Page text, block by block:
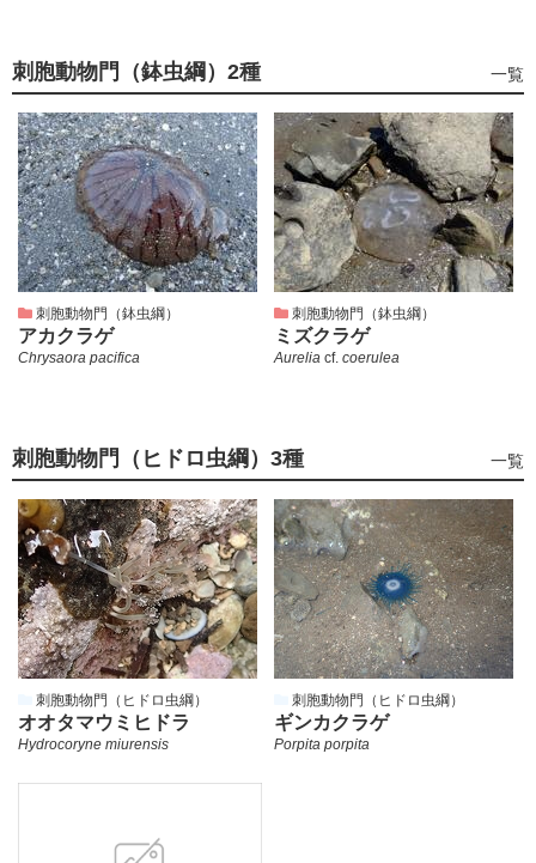
刺胞動物門（鉢虫綱） 2種
刺
胞
動
物
門
（鉢
虫
綱）
の
一覧
刺胞動物門（鉢虫綱）
アカクラゲ
Chrysaora pacifica
刺胞動物門（鉢虫綱）
ミズクラゲ
Aurelia cf. coerulea
刺胞動物門（ヒドロ虫綱） 3種
刺
胞
動
物
門
（ヒ
ド
ロ
虫
綱）
の
一覧
刺胞動物門（ヒドロ虫綱）
オオタマウミヒドラ
Hydrocoryne miurensis
刺胞動物門（ヒドロ虫綱）
ギンカクラゲ
Porpita porpita